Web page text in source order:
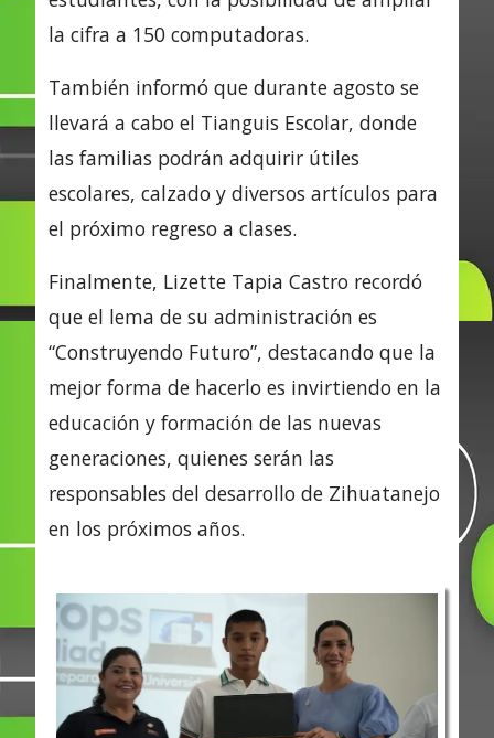
la cifra a 150 computadoras.
También informó que durante agosto se
llevará a cabo el Tianguis Escolar, donde
las familias podrán adquirir útiles
escolares, calzado y diversos artículos para
el próximo regreso a clases.
Finalmente, Lizette Tapia Castro recordó
que el lema de su administración es
“Construyendo Futuro”, destacando que la
mejor forma de hacerlo es invirtiendo en la
educación y formación de las nuevas
generaciones, quienes serán las
responsables del desarrollo de Zihuatanejo
en los próximos años.